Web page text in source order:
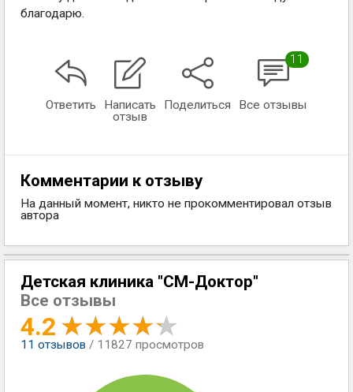
благодарю.
Ответить
Написать
отзыв
Поделиться
11
Все отзывы
Комментарии к отзыву
На данный момент, никто не прокомментировал отзыв
автора
Детская клиника "СМ-Доктор"
Все отзывы
4.2
11 отзывов / 11827 просмотров